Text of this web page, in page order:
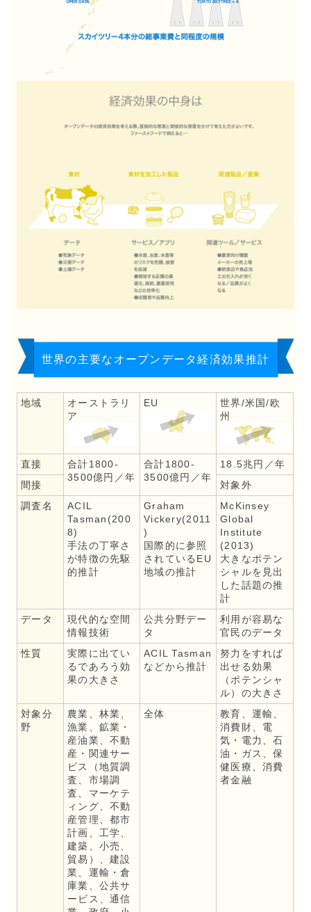
世界の主要なオープンデータ経済効果推計
地域
オーストラリ
ア
EU
世界/米国/欧
州
直接
合計1800-
3500億円／年
合計1800-
3500億円／年
18.5兆円／年
間接
対象外
調査名
ACIL
Tasman(200
8)
手法の丁寧さ
が特徴の先駆
的推計
Graham
Vickery(2011
)
国際的に参照
されているEU
地域の推計
McKinsey
Global
Institute
(2013)
大きなポテン
シャルを見出
した話題の推
計
データ
現代的な空間
情報技術
公共分野デー
タ
利用が容易な
官民のデータ
性質
実際に出てい
るであろう効
果の大きさ
ACIL Tasman
などから推計
努力をすれば
出せる効果
（ポテンシャ
ル）の大きさ
対象分
野
農業、林業、
漁業、鉱業・
産油業、不動
産・関連サー
ビス（地質調
査、市場調
査、マーケテ
ィング、不動
産管理、都市
計画、工学、
建築、小売、
貿易）、建設
業、運輸・倉
庫業、公共サ
ービス、通信
全体
教育、運輸、
消費財、電
気・電力、石
油・ガス、保
健医療、消費
者金融